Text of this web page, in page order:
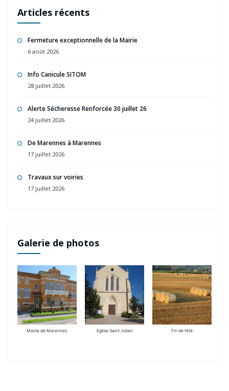
Articles récents
Fermeture exceptionnelle de la Mairie
6 août 2026
Info Canicule SITOM
28 juillet 2026
Alerte Sécheresse Renforcée 30 juillet 26
24 juillet 2026
De Marennes à Marennes
17 juillet 2026
Travaux sur voiries
17 juillet 2026
Galerie de photos
Mairie de Marennes Eglise Saint Julien Fin de l’été